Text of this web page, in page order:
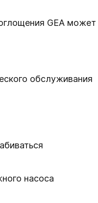
GEA может
обслуживания
насоса